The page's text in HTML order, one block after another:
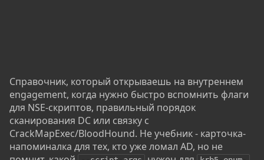
Справочник, который открываешь на внутреннем
engagement, когда нужно быстро вспомнить флаги
для NSE-скриптов, правильный порядок
сканирования DC или связку с
CrackMapExec/BloodHound. Не учебник - карточка-
напоминалка для тех, кто уже ломал AD, но не